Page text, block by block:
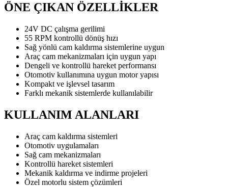
ÖNE ÇIKAN ÖZELLİKLER
24V DC çalışma gerilimi
55 RPM kontrollü dönüş hızı
Sağ yönlü cam kaldırma sistemlerine uygun
Araç cam mekanizmaları için uygun yapı
Dengeli ve kontrollü hareket performansı
Otomotiv kullanımına uygun motor yapısı
Kompakt ve işlevsel tasarım
Farklı mekanik sistemlerde kullanılabilir
KULLANIM ALANLARI
Araç cam kaldırma sistemleri
Otomotiv uygulamaları
Sağ cam mekanizmaları
Kontrollü hareket sistemleri
Mekanik kaldırma ve indirme projeleri
Özel motorlu sistem çözümleri